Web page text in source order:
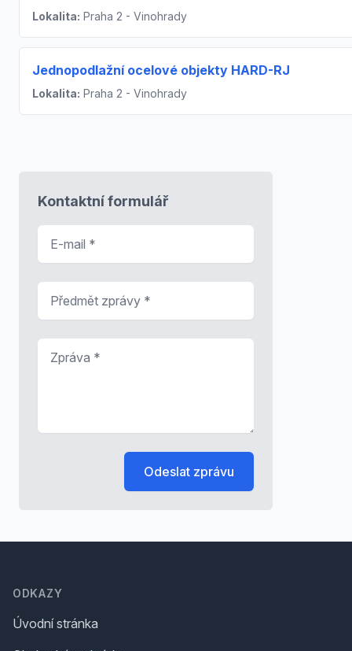
Lokalita: Praha 2 - Vinohrady
Jednopodlažní ocelové objekty HARD-RJ
Lokalita: Praha 2 - Vinohrady
Kontaktní formulář
Odeslat zprávu
ODKAZY
Úvodní stránka